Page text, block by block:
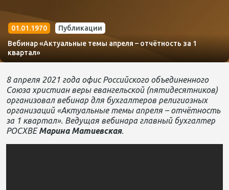
01.01.1970
Публикации
Вебинар «Актуальные темы апреля – отчётность за 1
квартал»
8 апреля 2021 года офис Российского объединенного
Союза христиан веры евангельской (пятидесятников)
организовал вебинар для бухгалтеров религиозных
организаций «Актуальные темы апреля – отчётность
за 1 квартал». Ведущая вебинара главный бухгалтер
РОСХВЕМарина Матиевская.